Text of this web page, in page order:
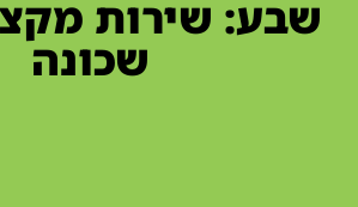
שבע: שירות
שכונה